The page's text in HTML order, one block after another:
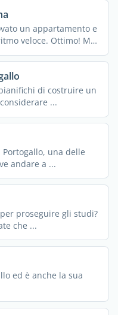
un appartamento e
veloce. Ottimo! Ma
di costruire un
...
una delle
andare a ...
proseguire gli studi?
che ...
ed è anche la sua